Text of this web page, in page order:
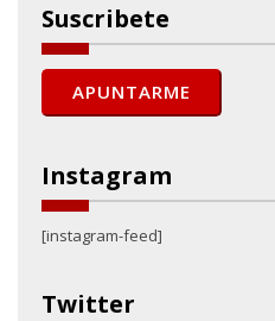
Suscribete
Instagram
[instagram-feed]
Twitter